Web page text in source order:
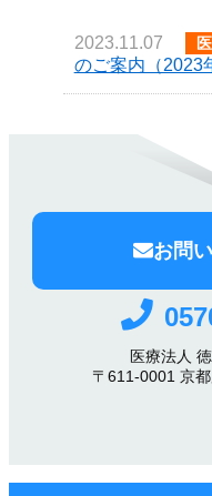
2023.11.07
のご案内（2023
お問
医療法人
〒611-0001 京